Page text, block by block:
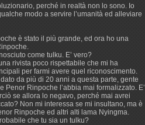
perché in realtà non lo sono. Io
modo a servire l’umanità ed alleviare
è stato il più grande, ed ora ho una
come tulku. E’ vero?
rivista poco rispettabile che mi ha
per farmi avere quel riconoscimento.
da più di 20 anni a questa parte, gente
Rinpoche l’abbia mai formalizzato. E’
se allora lo negavo, perché mai avrei
Non mi interessa se mi insultano, ma è
Rinpoche ed altri alti lama Nyingma.
che tu sia un tulku?